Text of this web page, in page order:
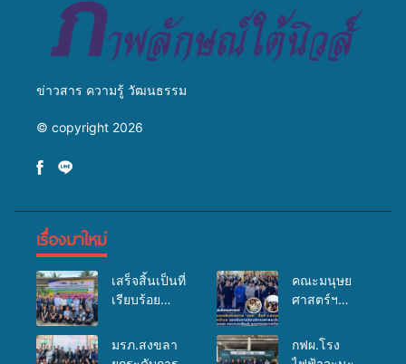
ข่าวสาร ความรู้ วัฒนธรรม
© copyright 2026
เรื่องมาใหม่
เสร็จสิ้นเป็นที่
เรียบร้อย
เคลื่อนที่
คณะมนุษย
ศาสตร์ฯ
จัดอบรมเสริม
ศักยภาพ
มรภ.สงขลา
กฟผ.โรง